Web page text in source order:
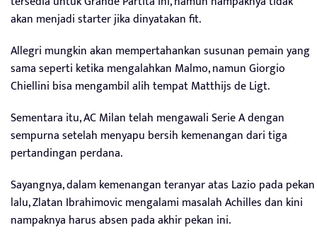
akan menjadi starter jika dinyatakan fit.
Allegri mungkin akan mempertahankan susunan pemain yang
sama seperti ketika mengalahkan Malmo, namun Giorgio
Chiellini bisa mengambil alih tempat Matthijs de Ligt.
Sementara itu, AC Milan telah mengawali Serie A dengan
sempurna setelah menyapu bersih kemenangan dari tiga
pertandingan perdana.
Sayangnya, dalam kemenangan teranyar atas Lazio pada pekan
lalu, Zlatan Ibrahimovic mengalami masalah Achilles dan kini
nampaknya harus absen pada akhir pekan ini.